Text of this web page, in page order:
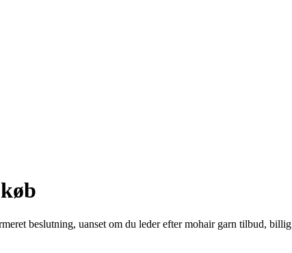
beslutning, uanset om du leder efter mohair garn tilbud,